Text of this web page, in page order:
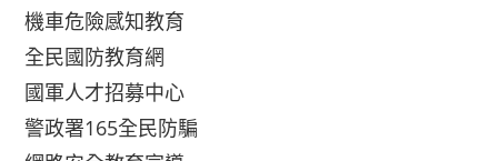
機車危險感知教育
全民國防教育網
國軍人才招募中心
警政署165全民防騙